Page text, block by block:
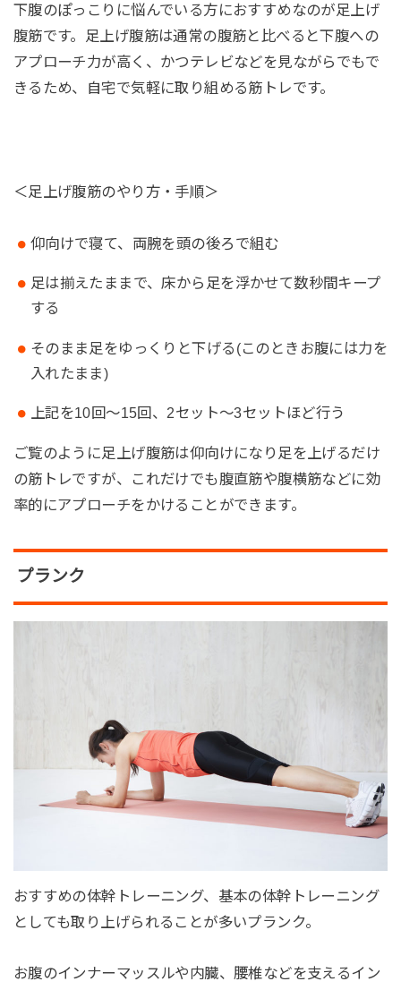
下腹のぽっこりに悩んでいる方におすすめなのが足上げ
腹筋です。足上げ腹筋は通常の腹筋と比べると下腹への
アプローチ力が高く、かつテレビなどを見ながらでもで
きるため、自宅で気軽に取り組める筋トレです。
＜足上げ腹筋のやり方・手順＞
仰向けで寝て、両腕を頭の後ろで組む
足は揃えたままで、床から足を浮かせて数秒間キープ
する
そのまま足をゆっくりと下げる(このときお腹には力を
入れたまま)
上記を10回～15回、2セット～3セットほど行う
ご覧のように足上げ腹筋は仰向けになり足を上げるだけ
の筋トレですが、これだけでも腹直筋や腹横筋などに効
率的にアプローチをかけることができます。
プランク
おすすめの体幹トレーニング、基本の体幹トレーニング
としても取り上げられることが多いプランク。
お腹のインナーマッスルや内臓、腰椎などを支えるイン